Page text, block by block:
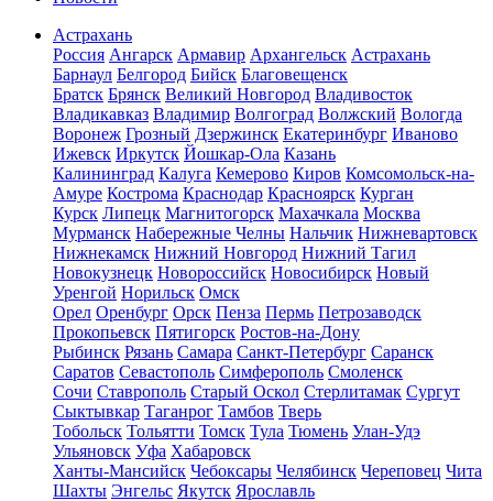
Астрахань
Россия Ангарск Армавир Архангельск Астрахань
Барнаул Белгород Бийск Благовещенск
Братск Брянск Великий Новгород Владивосток
Владикавказ Владимир Волгоград Волжский Вологда
Воронеж Грозный Дзержинск Екатеринбург Иваново
Ижевск Иркутск Йошкар-Ола Казань
Калининград Калуга Кемерово Киров Комсомольск-на-
Амуре Кострома Краснодар Красноярск Курган
Курск Липецк Магнитогорск Махачкала Москва
Мурманск Набережные Челны Нальчик Нижневартовск
Нижнекамск Нижний Новгород Нижний Тагил
Новокузнецк Новороссийск Новосибирск Новый
Уренгой Норильск Омск
Орел Оренбург Орск Пенза Пермь Петрозаводск
Прокопьевск Пятигорск Ростов-на-Дону
Рыбинск Рязань Самара Санкт-Петербург Саранск
Саратов Севастополь Симферополь Смоленск
Сочи Ставрополь Старый Оскол Стерлитамак Сургут
Сыктывкар Таганрог Тамбов Тверь
Тобольск Тольятти Томск Тула Тюмень Улан-Удэ
Ульяновск Уфа Хабаровск
Ханты-Мансийск Чебоксары Челябинск Череповец Чита
Шахты Энгельс Якутск Ярославль